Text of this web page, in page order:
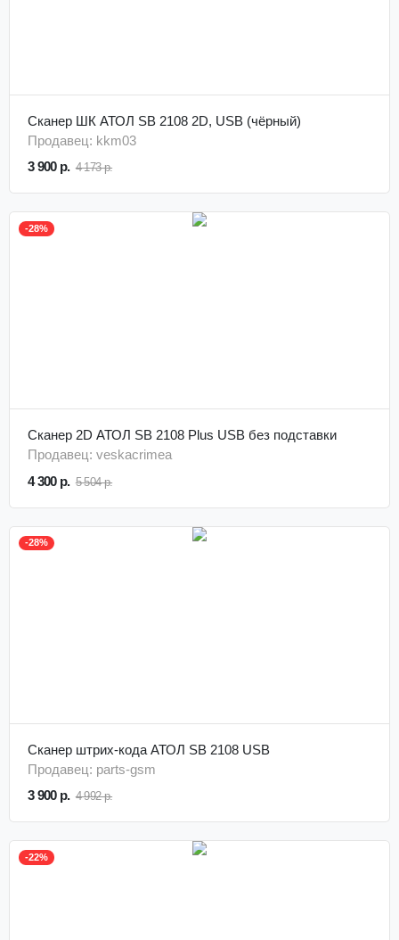
Сканер ШК АТОЛ SB 2108 2D, USB (чёрный)
Продавец: kkm03
3 900 р. 4 173 р.
-28%
Сканер 2D АТОЛ SB 2108 Plus USB без подставки
Продавец: veskacrimea
4 300 р. 5 504 р.
-28%
Сканер штрих-кода АТОЛ SB 2108 USB
Продавец: parts-gsm
3 900 р. 4 992 р.
-22%